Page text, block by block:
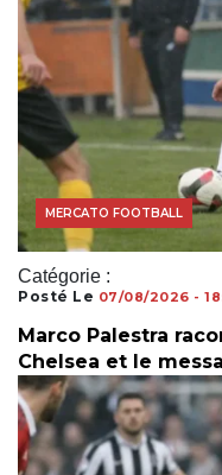
Catégorie :
COUPE DU MONDE
MERCATO FOOTBALL
Posté Le 07/08/2026 -
Marco Palestra
Chelsea et le